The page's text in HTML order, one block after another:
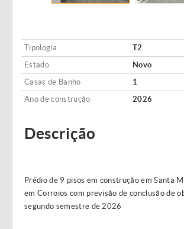
Tipologia
T2
Estado
Novo
Casas de Banho
1
Ano de construção
2026
Descrição
Prédio de 9 pisos em construção em Santa
em Corroios com previsão de conclusão de
segundo semestre de 2026